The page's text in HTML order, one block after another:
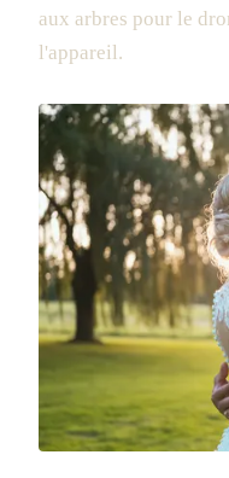
aux arbres pour le
l'appareil.